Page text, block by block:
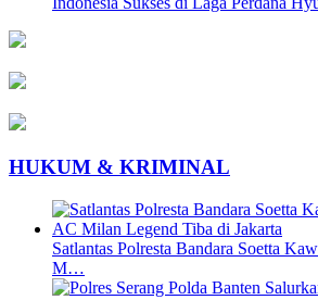
HUKUM & KRIMINAL
Satlantas Polresta Bandara Soetta
M…